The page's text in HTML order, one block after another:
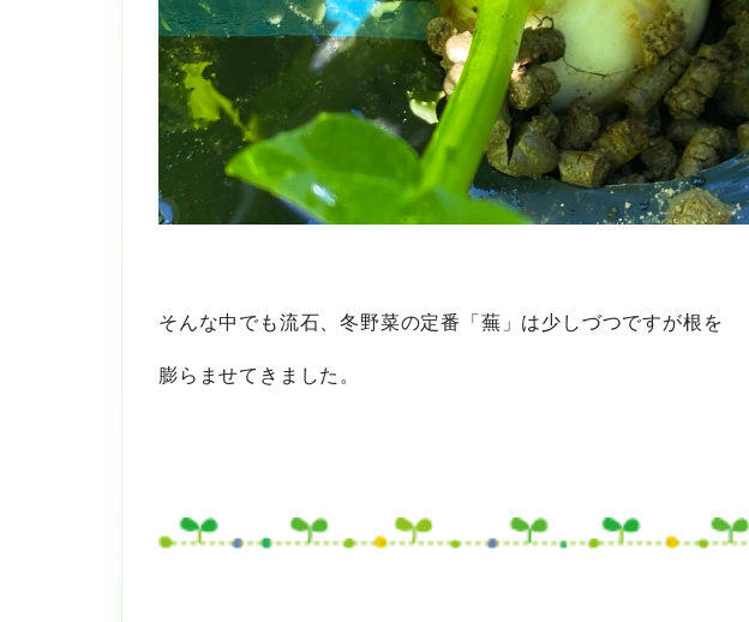
そんな中でも流石、冬野菜の定番「蕪」は少しづつですが根を
膨らませてきました。